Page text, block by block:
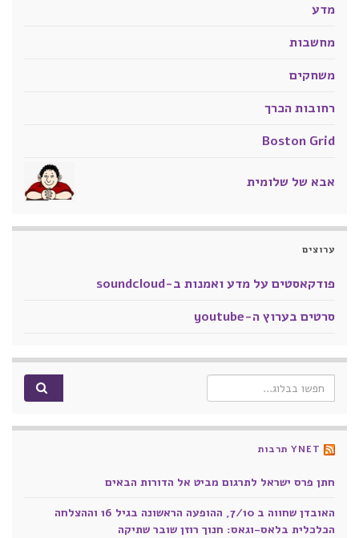
מדע
מחשבות
משחקים
רחובות הכרך
Boston Grid
אבא של שלומית
ערוצים
פודקאסטים על מדע ואמנות ב-soundcloud
סרטים בערוץ ה-youtube
Search for:
YNET תרבות
חתן פרס ישראל לתרגום מביט אל הדורות הבאים
האובדן שחווה ב 7/10, ההופעה הראשונה בגיל 16 וההצלחה
הכלכלית בלאס-וגאס: חנוך רוזן שובר שתיקה